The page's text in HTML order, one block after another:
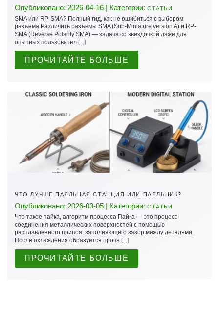
Опубликовано: 2026-04-16 | Категории: СТАТЬИ
SMA или RP-SMA? Полный гид, как не ошибиться с выбором
разъема Различить разъемы SMA (Sub-Miniature version A) и RP-
SMA (Reverse Polarity SMA) — задача со звездочкой даже для
опытных пользовател [...]
ПРОЧИТАЙТЕ БОЛЬШЕ
ЧТО ЛУЧШЕ ПАЯЛЬНАЯ СТАНЦИЯ ИЛИ ПАЯЛЬНИК?
Опубликовано: 2026-03-05 | Категории: СТАТЬИ
Что такое пайка, алгоритм процесса Пайка — это процесс
соединения металлических поверхностей с помощью
расплавленного припоя, заполняющего зазор между деталями.
После охлаждения образуется прочн [...]
ПРОЧИТАЙТЕ БОЛЬШЕ